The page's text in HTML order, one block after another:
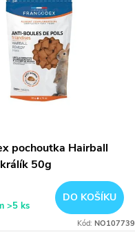
pochoutka Hairball
50g
>5 ks
DO KOŠÍKU
Kód:NO107739